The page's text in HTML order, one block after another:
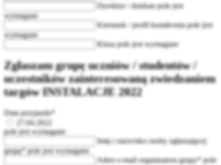
Dyrektor / dziekan pole jest
wymagane
Kierunek / profil kształcenia pole jest
wymagane
Klasa pole jest wymagane
Zgłaszam grupę uczniów / studentów /
uczestników zainteresowaną zwiedzaniem
targów INSTALACJE 2022
Data przyjazdu*
27.04.2022
pole jest wymagane
Imię i nazwisko osoby zgłaszającej
grupę* pole jest wymagane
Adres e-mail organizatora grupy* pole